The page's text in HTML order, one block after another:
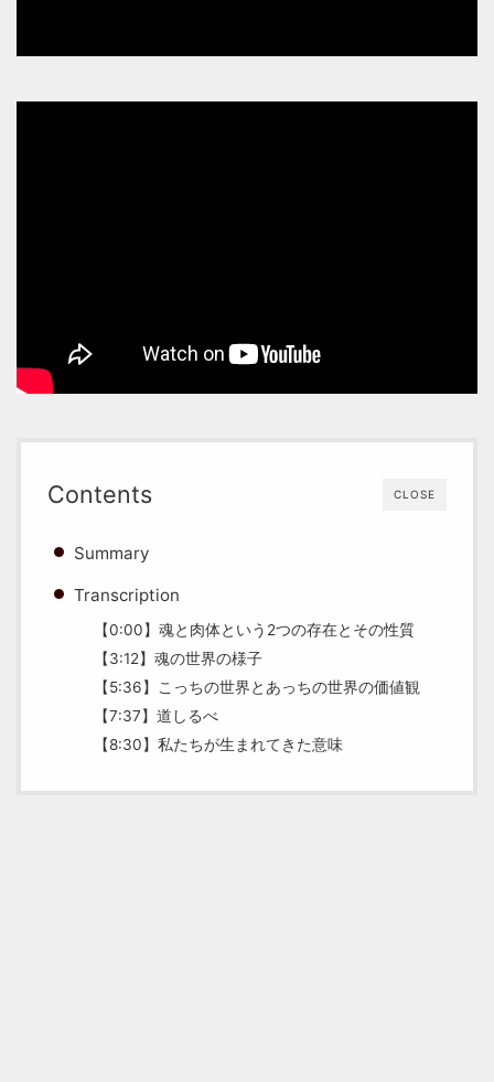
CLOSE
Contents
Summary
Transcription
【0:00】魂と肉体という2つの存在とその性質
【3:12】魂の世界の様子
【5:36】こっちの世界とあっちの世界の価値観
【7:37】道しるべ
【8:30】私たちが生まれてきた意味